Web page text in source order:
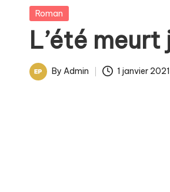
e
e
t
les
goûts,
pour
Posted
Roman
L’été meurt
Posted
By Admin 1 janvier 2021